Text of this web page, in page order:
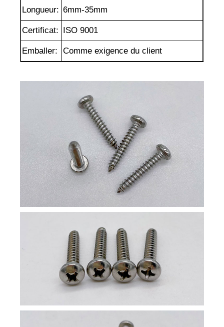
Longueur: 6mm-35mm
Certificat: ISO 9001
Emballer: Comme exigence du client